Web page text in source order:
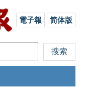
電子報 简体版